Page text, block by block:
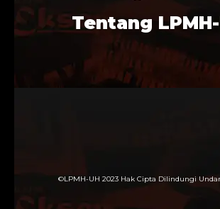
Tentang
©LPMH-UH 2023 Hak Cipta Dilindungi